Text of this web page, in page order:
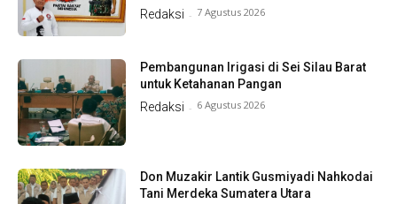
Redaksi - 7 Agustus 2026
Pembangunan Irigasi di Sei Silau Barat
untuk Ketahanan Pangan
Redaksi - 6 Agustus 2026
Don Muzakir Lantik Gusmiyadi Nahkodai
Tani Merdeka Sumatera Utara